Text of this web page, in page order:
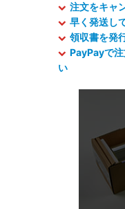
注文をキャ
早く発送し
領収書を発
PayPayで
い